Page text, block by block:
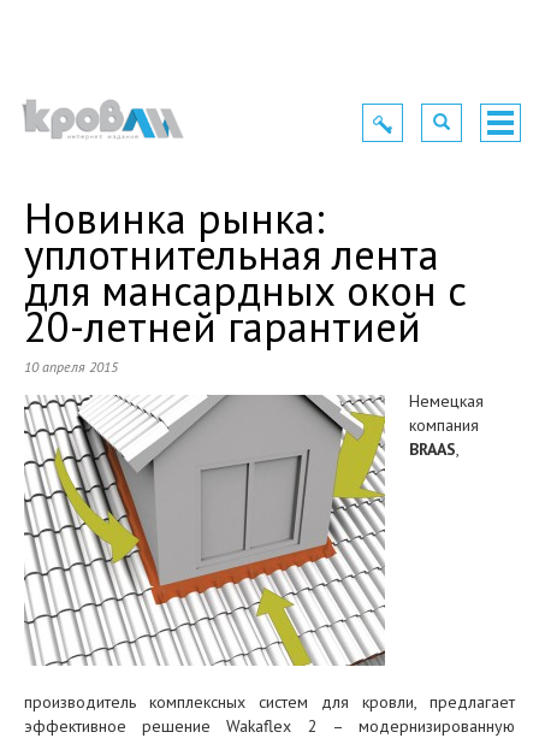
Toggle
navigation
Toggle
navigation
Новинка рынка:
уплотнительная лента
для мансардных окон с
20-летней гарантией
10 апреля 2015
Немецкая
компания
BRAAS,
производитель комплексных систем для кровли, предлагает
эффективное решение Wakaflex 2 – модернизированную